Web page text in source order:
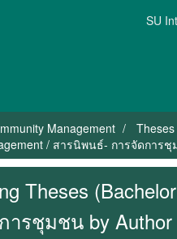
SU
Management
/ สารนิพนธ์- การจัดการ
Theses
ารชุมชน by Author